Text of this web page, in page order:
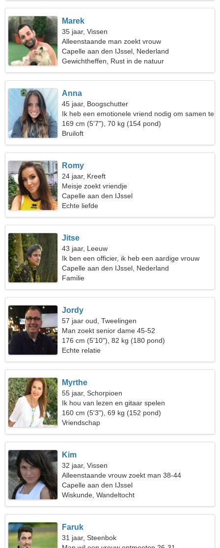
Marek
35 jaar, Vissen
Alleenstaande man zoekt vrouw
Capelle aan den IJssel, Nederland
Gewichtheffen, Rust in de natuur
Anna
45 jaar, Boogschutter
Ik heb een emotionele vriend nodig om samen te
reizen
169 cm (5'7"), 70 kg (154 pond)
Bruiloft
Romy
24 jaar, Kreeft
Meisje zoekt vriendje
Capelle aan den IJssel
Echte liefde
Jitse
43 jaar, Leeuw
Ik ben een officier, ik heb een aardige vrouw
nodig
Capelle aan den IJssel, Nederland
Familie
Jordy
57 jaar oud, Tweelingen
Man zoekt senior dame 45-52
176 cm (5'10"), 82 kg (180 pond)
Echte relatie
Myrthe
55 jaar, Schorpioen
Ik hou van lezen en gitaar spelen
160 cm (5'3"), 69 kg (152 pond)
Vriendschap
Kim
32 jaar, Vissen
Alleenstaande vrouw zoekt man 38-44
Capelle aan den IJssel
Wiskunde, Wandeltocht
Faruk
31 jaar, Steenbok